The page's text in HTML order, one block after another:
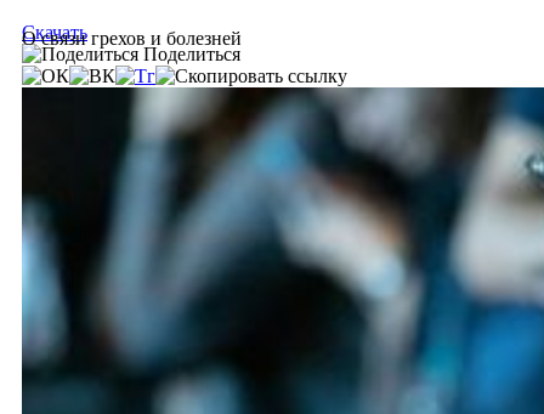
О связи грехов и болезней
Скачать
Поделиться